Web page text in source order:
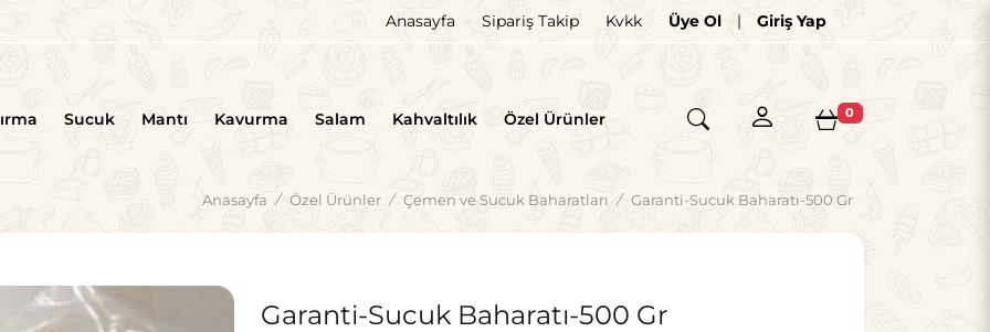
×
Anasayfa Sipariş Takip Kvkk Üye Ol | Giriş Yap
0
Sucuk Mantı Kavurma Salam Kahvaltılık Özel Ürünler
Anasayfa / Özel Ürünler / Çemen ve Sucuk Baharatları / Garanti-Sucuk Baharatı-500 Gr
Garanti-Sucuk Baharatı-500 Gr